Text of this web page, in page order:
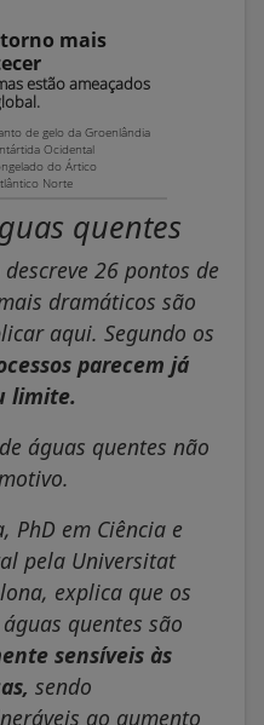
quentes
26 pontos de
dramáticos são
aqui. Segundo os
parecem já
limite.
águas quentes não
PhD em Ciência e
pela Universitat
explica que os
quentes são
sensíveis às
sendo
ao aumento